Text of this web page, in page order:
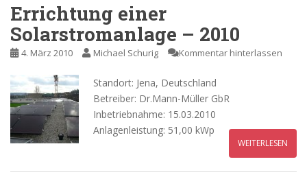
Errichtung einer
Solarstromanlage – 2010
4. März 2010 Michael Schurig Kommentar hinterlassen
Standort: Jena, Deutschland
Betreiber: Dr.Mann-Müller GbR
Inbetriebnahme: 15.03.2010
Anlagenleistung: 51,00 kWp
WEITERLESEN